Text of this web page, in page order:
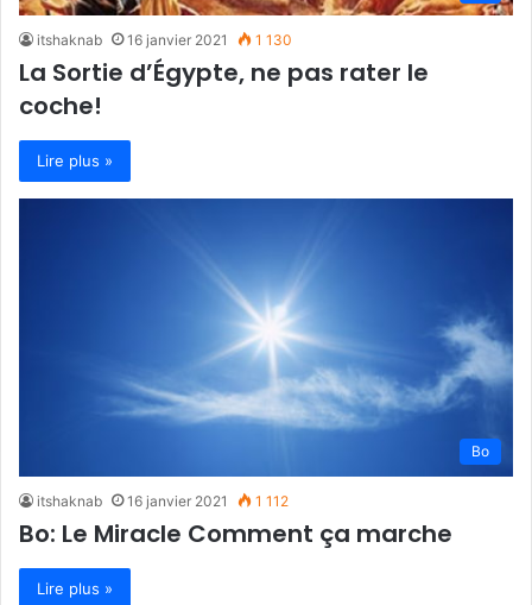
itshaknab 16 janvier 2021 1 130
La Sortie d’Égypte, ne pas rater le
coche!
Lire plus »
Bo
itshaknab 16 janvier 2021 1 112
Bo: Le Miracle Comment ça marche
Lire plus »